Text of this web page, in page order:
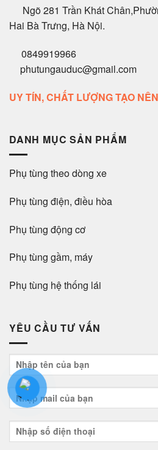
Ngõ 281 Trần Khát
Hai Bà Trưng, Hà Nội.
0849919966
phutungauduc@gmail.com
UY TÍN, CHẤT LƯỢNG TẠO
DANH MỤC SẢN PHẨM
Phụ tùng theo dòng xe
Phụ tùng điện, điều hòa
Phụ tùng động cơ
Phụ tùng gầm, máy
Phụ tùng hệ thống lái
YÊU CẦU TƯ VẤN